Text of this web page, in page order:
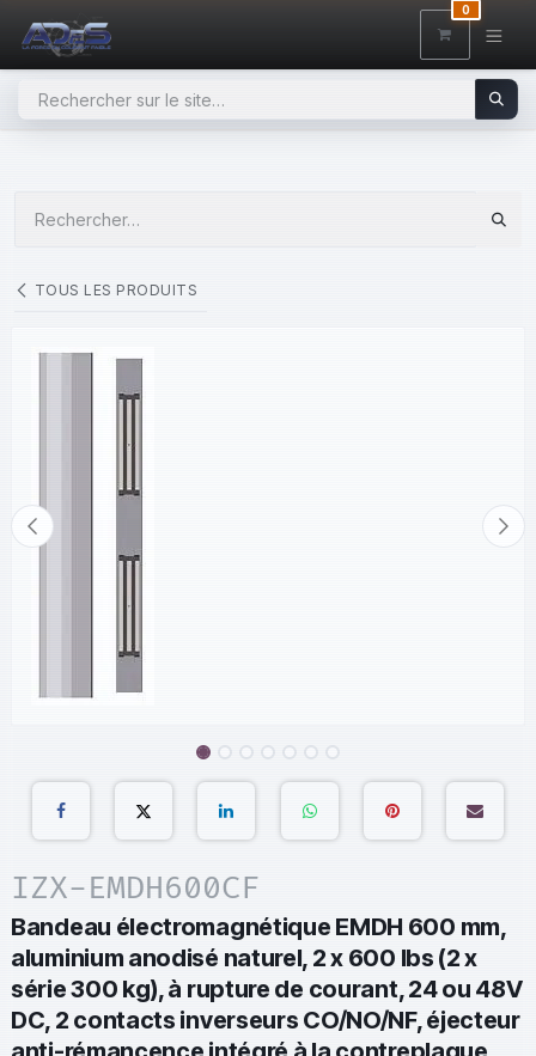
0
TOUS LES PRODUITS
IZX-EMDH600CF
Bandeau électromagnétique EMDH 600 mm,
aluminium anodisé naturel, 2 x 600 lbs (2 x
série 300 kg), à rupture de courant, 24 ou 48V
DC, 2 contacts inverseurs CO/NO/NF, éjecteur